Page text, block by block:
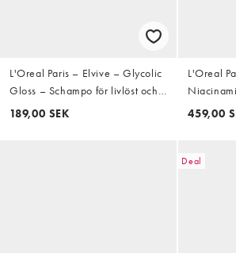
L'Oreal Paris – Elvive – Glycolic
Gloss – Schampo för livlöst och
poröst hår, 200ml
189,00 SEK
L'Oreal
for Face
459,00
Deal